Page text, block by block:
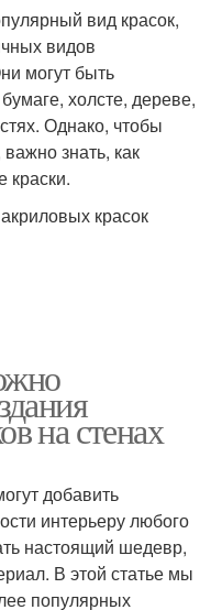
вид красок,
видов
могут быть
холсте, дереве,
Однако, чтобы
знать, как
краски.
красок
на стенах
добавить
интерьеру любого
настоящий шедевр,
В этой статье мы
популярных